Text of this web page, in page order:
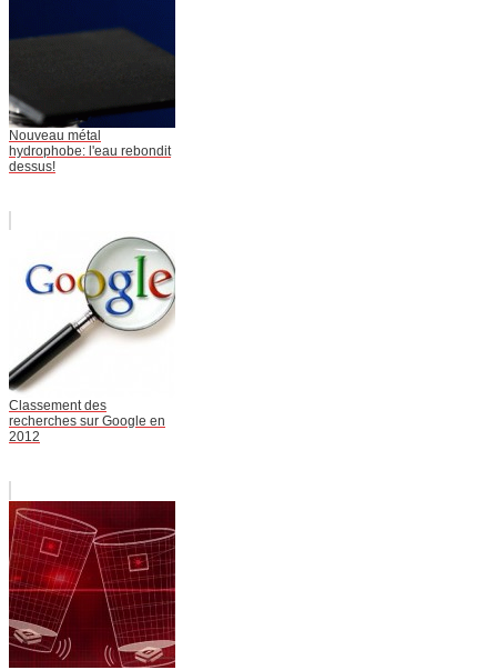
Nouveau métal
hydrophobe: l'eau rebondit
dessus!
Classement des
recherches sur Google en
2012